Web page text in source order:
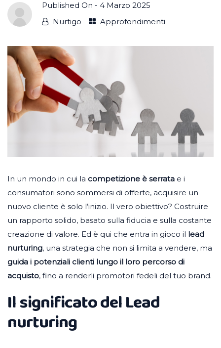
Published On - 4 Marzo 2025
Nurtigo
Approfondimenti
In un mondo in cui la competizione è serrata e i
consumatori sono sommersi di offerte, acquisire un
nuovo cliente è solo l’inizio. Il vero obiettivo? Costruire
un rapporto solido, basato sulla fiducia e sulla costante
creazione di valore. Ed è qui che entra in gioco il lead
nurturing, una strategia che non si limita a vendere, ma
guida i potenziali clienti lungo il loro percorso di
acquisto, fino a renderli promotori fedeli del tuo brand.
Il significato del Lead
nurturing